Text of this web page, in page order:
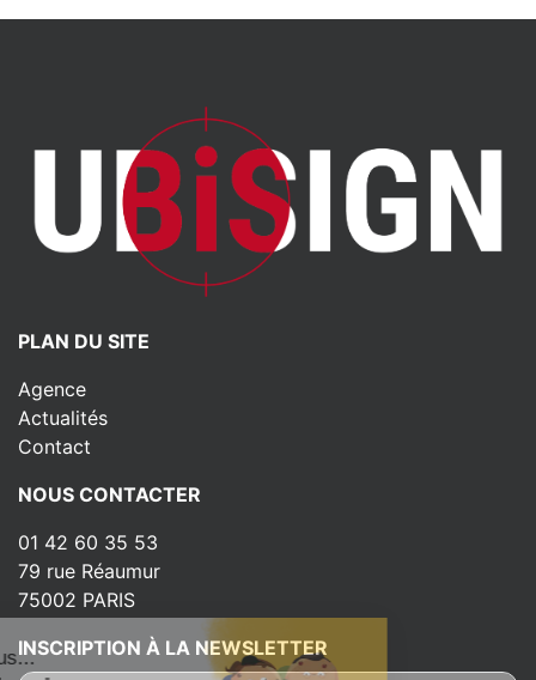
PLAN DU SITE
Agence
Actualités
Contact
NOUS CONTACTER
01 42 60 35 53
79 rue Réaumur
75002 PARIS
INSCRIPTION À LA NEWSLETTER
c'est nous...